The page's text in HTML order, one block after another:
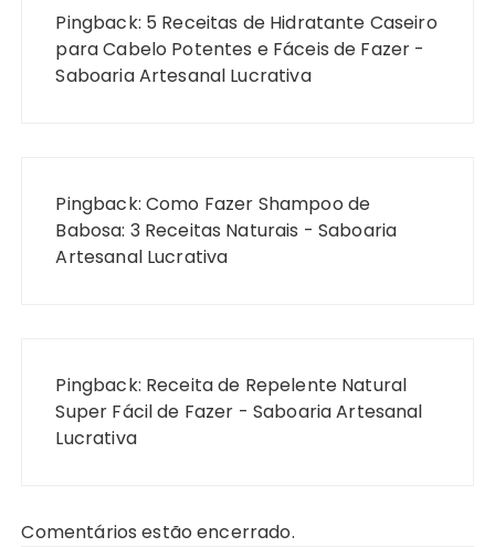
Pingback: 5 Receitas de Hidratante Caseiro
para Cabelo Potentes e Fáceis de Fazer -
Saboaria Artesanal Lucrativa
Pingback: Como Fazer Shampoo de
Babosa: 3 Receitas Naturais - Saboaria
Artesanal Lucrativa
Pingback: Receita de Repelente Natural
Super Fácil de Fazer - Saboaria Artesanal
Lucrativa
Comentários estão encerrado.